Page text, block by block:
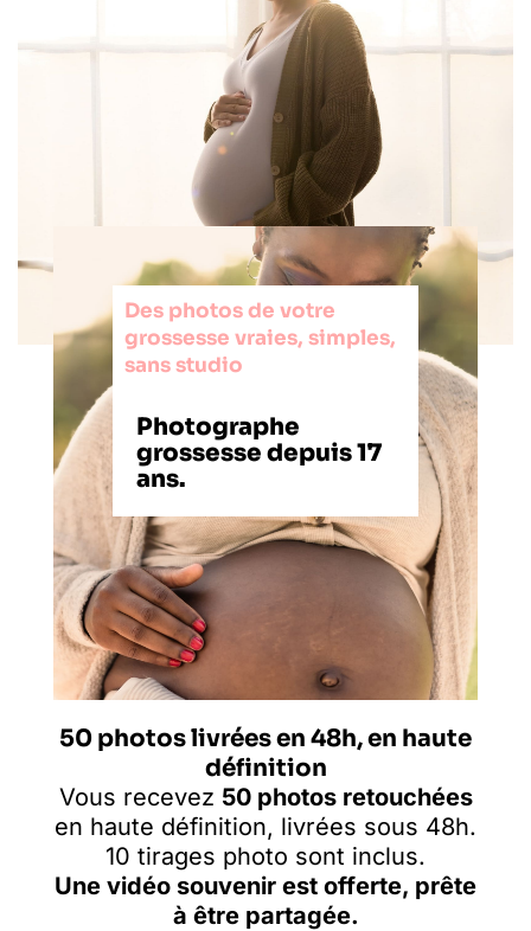
Des photos de votre
grossesse vraies, simples,
sans studio
Photographe
grossesse depuis 17
ans.
50 photos livrées en 48h, en haute
définition
Vous recevez 50 photos retouchées
en haute définition, livrées sous 48h.
10 tirages photo sont inclus.
Une vidéo souvenir est offerte, prête
à être partagée.